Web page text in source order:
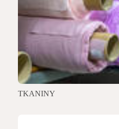
TKANINY